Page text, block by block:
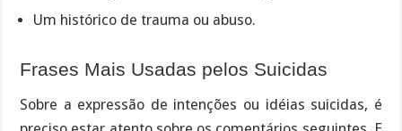
Um histórico de trauma ou abuso.
Frases Mais Usadas pelos Suicidas
Sobre a expressão de intenções ou idéias suicidas, é